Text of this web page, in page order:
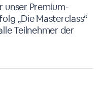
unser Premium-
„Die Masterclass“
Teilnehmer der